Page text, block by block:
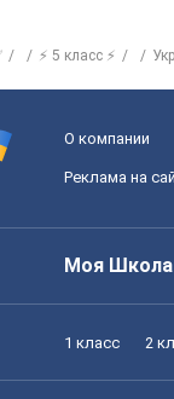
⚡ 5 класс ⚡
О компании
Реклама на
Моя Школа
1 класс 2